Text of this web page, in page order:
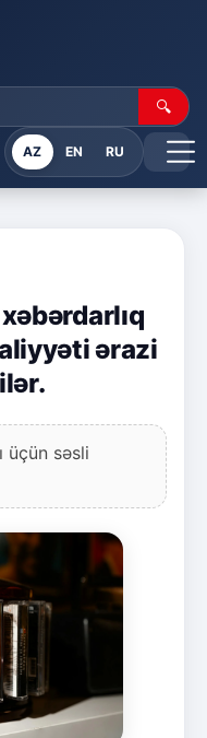
🔍
AZ EN RU
ərazi
üçün səsli